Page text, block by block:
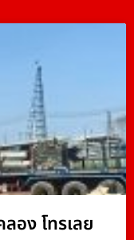
อง โทรเลย